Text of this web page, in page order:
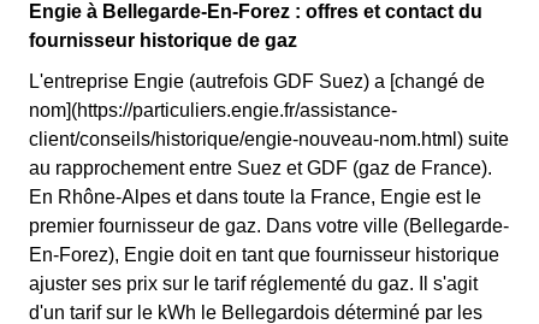
Engie à Bellegarde-En-Forez : offres et contact du
fournisseur historique de gaz
L'entreprise Engie (autrefois GDF Suez) a [changé de
nom](https://particuliers.engie.fr/assistance-
client/conseils/historique/engie-nouveau-nom.html) suite
au rapprochement entre Suez et GDF (gaz de France).
En Rhône-Alpes et dans toute la France, Engie est le
premier fournisseur de gaz. Dans votre ville (Bellegarde-
En-Forez), Engie doit en tant que fournisseur historique
ajuster ses prix sur le tarif réglementé du gaz. Il s'agit
d'un tarif sur le kWh le Bellegardois déterminé par les